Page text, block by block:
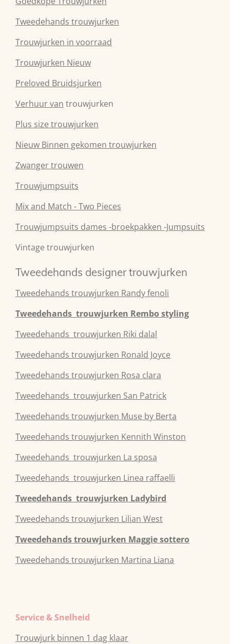
Tweedehands trouwjurken
Trouwjurken in voorraad
Trouwjurken Nieuw
Preloved Bruidsjurken
Verhuur van trouwjurken
Plus size trouwjurken
Nieuw Binnen gekomen trouwjurken
Zwanger trouwen
Trouwjumpsuits
Mix and Match - Two Pieces
Trouwjumpsuits dames -broekpakken -Jumpsuits
Vintage trouwjurken
Tweedehands designer trouwjurken
Tweedehands trouwjurken Randy fenoli
Tweedehands trouwjurken Rembo styling
Tweedehands trouwjurken Riki dalal
Tweedehands trouwjurken Ronald Joyce
Tweedehands trouwjurken Rosa clara
Tweedehands trouwjurken San Patrick
Tweedehands trouwjurken Muse by Berta
Tweedehands trouwjurken Kennith Winston
Tweedehands trouwjurken La sposa
Tweedehands trouwjurken Linea raffaelli
Tweedehands trouwjurken Ladybird
Tweedehands trouwjurken Lilian West
Tweedehandstrouwjurken Maggie sottero
Tweedehands trouwjurken Martina Liana
Service & Snelheid
Trouwjurk binnen 1 dag klaar